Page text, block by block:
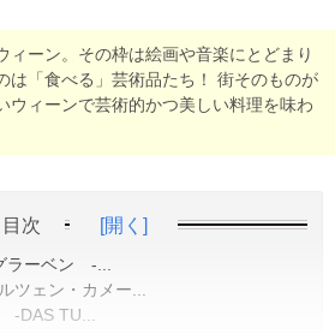
ィーン。その枠は絵画や音楽にとどまり
は「食べる」芸術品たち！ 街そのものが
ウィーンで芸術的かつ美しい料理を味わ
目次 [開く]
ラーベン -...
ツェン・カメー...
DAS TU...